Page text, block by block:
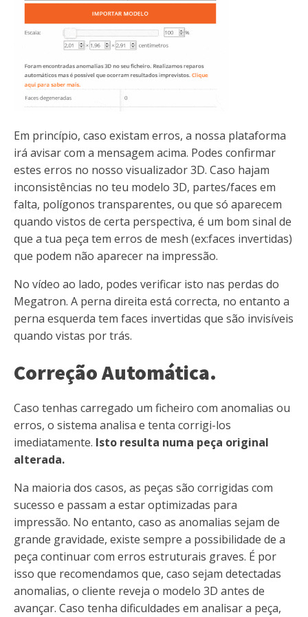
Em princípio, caso existam erros, a nossa plataforma
irá avisar com a mensagem acima. Podes confirmar
estes erros no nosso visualizador 3D. Caso hajam
inconsistências no teu modelo 3D, partes/faces em
falta, polígonos transparentes, ou que só aparecem
quando vistos de certa perspectiva, é um bom sinal de
que a tua peça tem erros de mesh (ex:faces invertidas)
que podem não aparecer na impressão.
No vídeo ao lado, podes verificar isto nas perdas do
Megatron. A perna direita está correcta, no entanto a
perna esquerda tem faces invertidas que são invisíveis
quando vistas por trás.
Correção Automática.
Caso tenhas carregado um ficheiro com anomalias ou
erros, o sistema analisa e tenta corrigi-los
imediatamente. Isto resulta numa peça original
alterada.
Na maioria dos casos, as peças são corrigidas com
sucesso e passam a estar optimizadas para
impressão. No entanto, caso as anomalias sejam de
grande gravidade, existe sempre a possibilidade de a
peça continuar com erros estruturais graves. É por
isso que recomendamos que, caso sejam detectadas
anomalias, o cliente reveja o modelo 3D antes de
avançar. Caso tenha dificuldades em analisar a peça,